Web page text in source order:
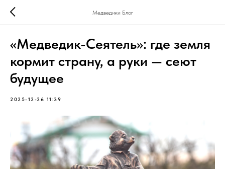
Медведики Блог
«Медведик-Сеятель»: где земля
кормит страну, а руки — сеют
будущее
2025-12-26 11:39